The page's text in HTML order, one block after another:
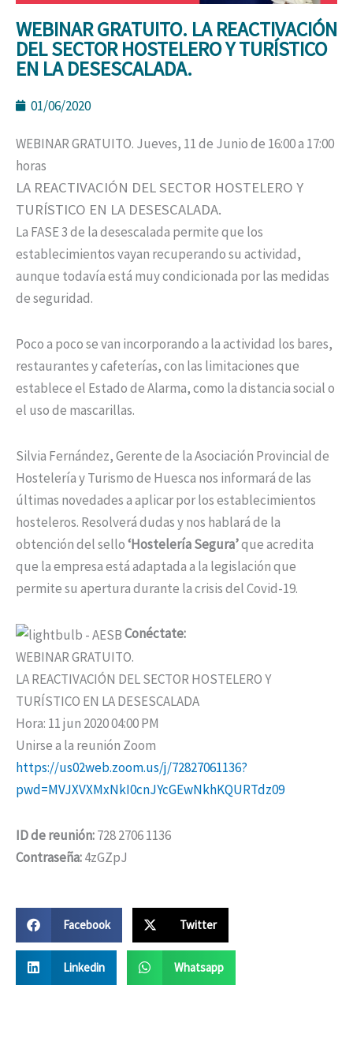
WEBINAR GRATUITO. LA REACTIVACIÓN
DEL SECTOR HOSTELERO Y TURÍSTICO
EN LA DESESCALADA.
01/06/2020
WEBINAR GRATUITO. Jueves, 11 de Junio de 16:00 a 17:00
horas
LA REACTIVACIÓN DEL SECTOR HOSTELERO Y
TURÍSTICO EN LA DESESCALADA.
La FASE 3 de la desescalada permite que los
establecimientos vayan recuperando su actividad,
aunque todavía está muy condicionada por las medidas
de seguridad.
Poco a poco se van incorporando a la actividad los bares,
restaurantes y cafeterías, con las limitaciones que
establece el Estado de Alarma, como la distancia social o
el uso de mascarillas.
Silvia Fernández, Gerente de la Asociación Provincial de
Hostelería y Turismo de Huesca nos informará de las
últimas novedades a aplicar por los establecimientos
hosteleros. Resolverá dudas y nos hablará de la
obtención del sello‘Hostelería Segura’que acredita
que la empresa está adaptada a la legislación que
permite su apertura durante la crisis del Covid-19.
Conéctate:
WEBINAR GRATUITO.
LA REACTIVACIÓN DEL SECTOR HOSTELERO Y
TURÍSTICO EN LA DESESCALADA
Hora: 11 jun 2020 04:00 PM
Unirse a la reunión Zoom
https://us02web.zoom.us/j/72827061136?
pwd=MVJXVXMxNkI0cnJYcGEwNkhKQURTdz09
ID de reunión:728 2706 1136
Contraseña:4zGZpJ
Facebook Twitter
Linkedin Whatsapp